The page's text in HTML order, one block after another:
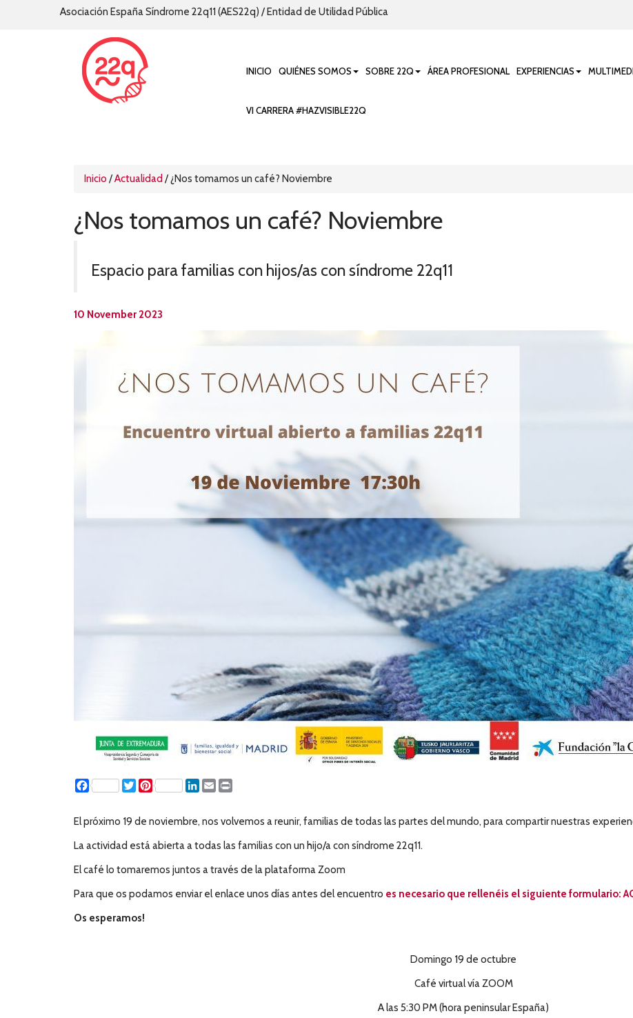
Asociación España Síndrome 22q11 (AES22q) / Entidad de Utilidad Pública
INICIO QUIÉNES SOMOS SOBRE 22Q ÁREA PROFESIONAL EXPERIENCIAS
VI CARRERA #HAZVISIBLE22Q
Inicio /Actualidad /¿Nos tomamos un café? Noviembre
¿Nos tomamos un café? Noviembre
Espacio para familias con hijos/as con síndrome 22q11
10 November 2023
Facebook TwitterPinterest LinkedIn
Email
El próximo 19 de noviembre, nos volvemos a reunir, familias de todas las partes del mundo, para compartir nuestras
La actividad está abierta a todas las familias con un hijo/a con síndrome 22q11.
El café lo tomaremos juntos a través de la plataforma Zoom
Para que os podamos enviar el enlace unos días antes del encuentro es necesario que rellenéis el siguiente formulario:
Os esperamos!
Domingo 19 de octubre
Café virtual vía ZOOM
A las 5:30 PM (hora peninsular España)